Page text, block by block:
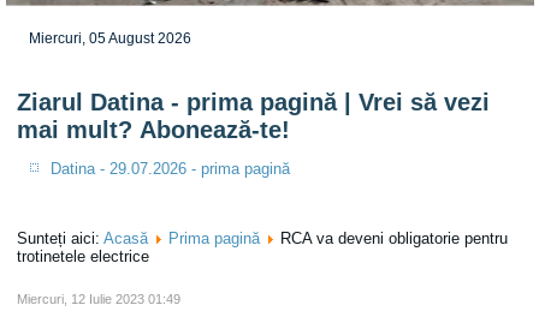
Miercuri, 05 August 2026
Ziarul Datina - prima pagină | Vrei să vezi
mai mult? Abonează-te!
Datina - 29.07.2026 - prima pagină
Sunteți aici:Acasă Prima pagină
RCA va deveni obligatorie pentru
trotinetele electrice
Miercuri, 12 Iulie 2023 01:49